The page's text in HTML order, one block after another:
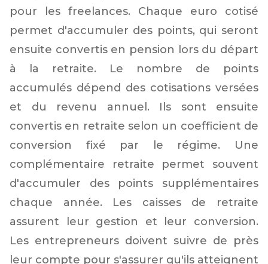
pour les freelances. Chaque euro cotisé
permet d'accumuler des points, qui seront
ensuite convertis en pension lors du départ
à la retraite. Le nombre de points
accumulés dépend des cotisations versées
et du revenu annuel. Ils sont ensuite
convertis en retraite selon un coefficient de
conversion fixé par le régime. Une
complémentaire retraite permet souvent
d'accumuler des points supplémentaires
chaque année. Les caisses de retraite
assurent leur gestion et leur conversion.
Les entrepreneurs doivent suivre de près
leur compte pour s'assurer qu'ils atteignent